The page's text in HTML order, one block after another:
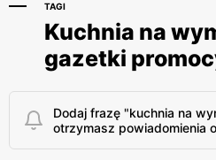
TAGI
Kuchnia na
gazetki
Dodaj frazę "kuchnia na
otrzymasz powiadomienia